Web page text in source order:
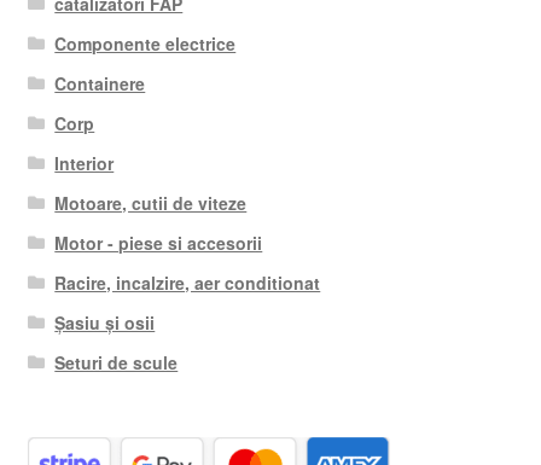
Componente electrice
Containere
Corp
Interior
Motoare, cutii de viteze
Motor - piese si accesorii
Racire, incalzire, aer conditionat
Șasiu și osii
Seturi de scule